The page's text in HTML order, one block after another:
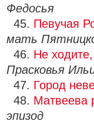
Федосья
45. Певучая
мать
46. Не
Прасковья
47. Город
48. Матвеева
эпизод